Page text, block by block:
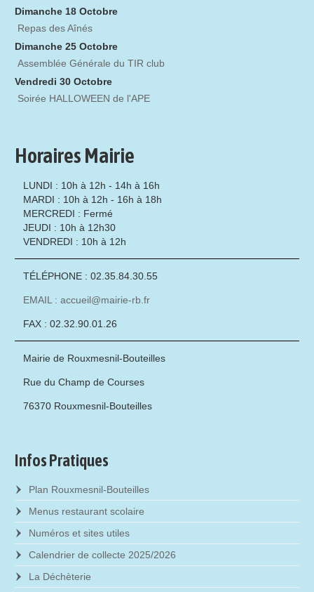
Dimanche 18 Octobre
Repas des Aînés
Dimanche 25 Octobre
Assemblée Générale du TIR club
Vendredi 30 Octobre
Soirée HALLOWEEN de l'APE
Horaires Mairie
LUNDI : 10h à 12h - 14h à 16h
MARDI : 10h à 12h - 16h à 18h
MERCREDI : Fermé
JEUDI : 10h à 12h30
VENDREDI : 10h à 12h
TÉLÉPHONE : 02.35.84.30.55
EMAIL : accueil@mairie-rb.fr
FAX : 02.32.90.01.26
Mairie de Rouxmesnil-Bouteilles
Rue du Champ de Courses
76370 Rouxmesnil-Bouteilles
Infos Pratiques
Plan Rouxmesnil-Bouteilles
Menus restaurant scolaire
Numéros et sites utiles
Calendrier de collecte 2025/2026
La Déchèterie